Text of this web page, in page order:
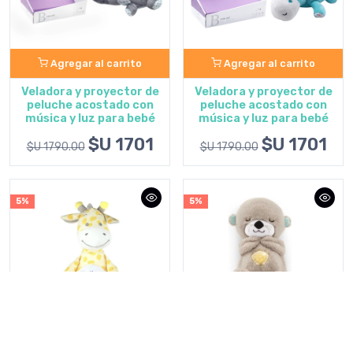
Agregar al carrito
Veladora y proyector de
peluche acostado con
música y luz para bebé
$U 1790.00 $U 1701
Agregar al carrito
Veladora y proyector de
peluche acostado con
música y luz para bebé
$U 1790.00 $U 1701
5% 5%